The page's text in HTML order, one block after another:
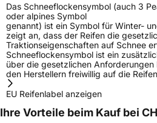
Das Schneeflockensymbol (auch 3
oder alpines Symbol
genannt) ist ein Symbol für Winter-
zeigt an, dass der Reifen die
Traktionseigenschaften auf Schnee
Schneeflockensymbol ist ein
über die gesetzlichen Anforderungen
den Herstellern freiwillig auf die
EU Reifenlabel anzeigen
Ihre Vorteile beim Kauf bei